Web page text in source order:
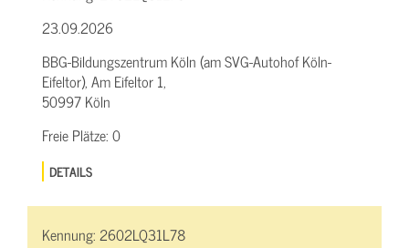
23.09.2026
BBG-Bildungszentrum Köln (am SVG-Autohof Köln-
Eifeltor), Am Eifeltor 1,
50997 Köln
Freie Plätze:0
DETAILS
Kennung:2602LQ31L78